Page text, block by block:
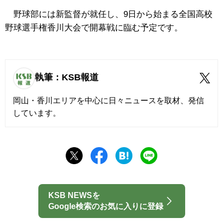
野球部には新監督が就任し、9日から始まる全国高校
野球選手権香川大会で開幕戦に臨む予定です。
執筆：KSB報道
岡山・香川エリアを中心に日々ニュースを取材、発信
しています。
KSB NEWSを
Google検索のお気に入りに登録